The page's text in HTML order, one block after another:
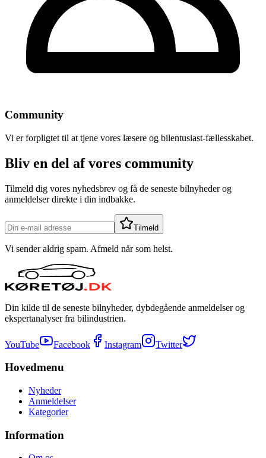
Community
Vi er forpligtet til at tjene vores læsere og bilentusiast-fællesskabet.
Bliv en del af vores community
Tilmeld dig vores nyhedsbrev og få de seneste bilnyheder og
anmeldelser direkte i din indbakke.
Tilmeld
Vi sender aldrig spam. Afmeld når som helst.
Din kilde til de seneste bilnyheder, dybdegående anmeldelser og
ekspertanalyser fra bilindustrien.
YouTube Facebook Instagram Twitter
Hovedmenu
Nyheder
Anmeldelser
Kategorier
Information